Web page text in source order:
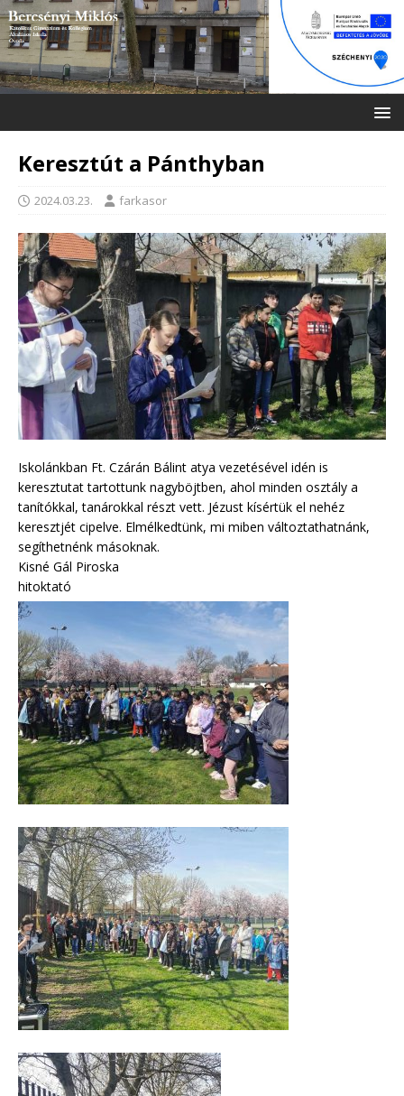
Keresztút a Pánthyban
2024.03.23. farkasor
Iskolánkban Ft. Czárán Bálint atya vezetésével idén is
keresztutat tartottunk nagyböjtben, ahol minden osztály a
tanítókkal, tanárokkal részt vett. Jézust kísértük el nehéz
keresztjét cipelve. Elmélkedtünk, mi miben változtathatnánk,
segíthetnénk másoknak.
Kisné Gál Piroska
hitoktató